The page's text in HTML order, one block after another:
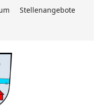
Stellenangebote